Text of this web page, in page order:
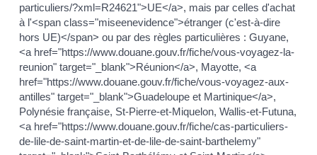
particuliers/?xml=R24621">UE</a>, mais par celles d'achat
à l'<span class="miseenevidence">étranger (c'est-à-dire
hors UE)</span> ou par des règles particulières : Guyane,
<a href="https://www.douane.gouv.fr/fiche/vous-voyagez-la-
reunion" target="_blank">Réunion</a>, Mayotte, <a
href="https://www.douane.gouv.fr/fiche/vous-voyagez-aux-
antilles" target="_blank">Guadeloupe et Martinique</a>,
Polynésie française, St-Pierre-et-Miquelon, Wallis-et-Futuna,
<a href="https://www.douane.gouv.fr/fiche/cas-particuliers-
de-lile-de-saint-martin-et-de-lile-de-saint-barthelemy"